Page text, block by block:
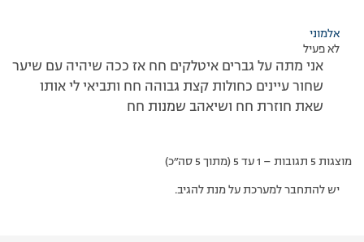
אלמוני
לא פעיל
אני מתה על גברים איטלקים חח אז ככה שיהיה עם שיער
שחור עיינים כחולות קצת גבוהה חח ותביאי לי אותו
שאת חוזרת חח ושיאהב שמנות חח
מוצגות 5 תגובות – 1 עד 5 (מתוך 5 סה״כ)
יש להתחבר למערכת על מנת להגיב.